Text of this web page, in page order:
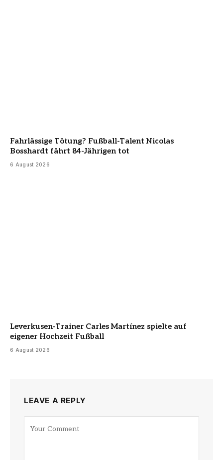
Fahrlässige Tötung? Fußball-Talent Nicolas
Bosshardt fährt 84-Jährigen tot
6 August 2026
Leverkusen-Trainer Carles Martínez spielte auf
eigener Hochzeit Fußball
6 August 2026
LEAVE A REPLY